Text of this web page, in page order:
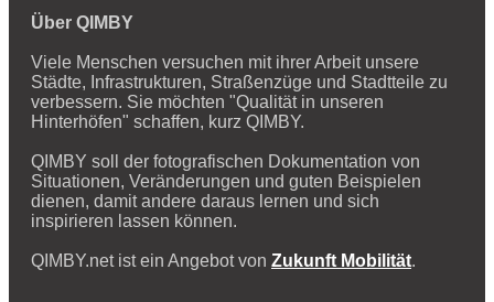
Über QIMBY
Viele Menschen versuchen mit ihrer Arbeit unsere
Städte, Infrastrukturen, Straßenzüge und Stadtteile zu
verbessern. Sie möchten "Qualität in unseren
Hinterhöfen" schaffen, kurz QIMBY.
QIMBY soll der fotografischen Dokumentation von
Situationen, Veränderungen und guten Beispielen
dienen, damit andere daraus lernen und sich
inspirieren lassen können.
QIMBY.net ist ein Angebot von Zukunft Mobilität.